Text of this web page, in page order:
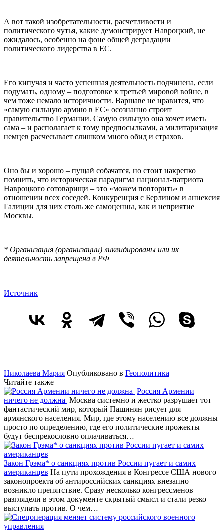
А вот такой изобретательности, расчетливости и
политического чутья, какие демонстрирует Навроцкий, не
ожидалось, особенно на фоне общей деградации
политического лидерства в ЕС.
Его кипучая и часто успешная деятельность подчинена, если
подумать, одному – подготовке к третьей мировой войне, в
чем тоже немало историчности. Варшаве не нравится, что
«самую сильную армию в ЕС» осознанно строит
правительство Германии. Самую сильную она хочет иметь
сама – и располагает к тому предпосылками, а милитаризация
немцев расчесывает слишком много обид и страхов.
Оно бы и хорошо – пущай собачатся, но стоит накрепко
помнить, что историческая парадигма национал-патриота
Навроцкого сотоварищи – это «можем повторить» в
отношении всех соседей. Конкуренция с Берлином и аннексия
Галиции для них столь же самоценны, как и неприятие
Москвы.
* Организация (организации) ликвидированы или их
деятельность запрещена в РФ
Источник
Николаева Мария Опубликовано в Геополитика
Читайте также
Россия Армении
ничего не должна Москва системно и жестко разрушает тот
фантастический мир, который Пашинян рисует для
армянского населения. Мир, где этому населению все должны
просто по определению, где его политические прожекты
будут беспрекословно оплачиваться…
Закон Грэма* о санкциях против России пугает и самих
американцев На пути прохождения в Конгрессе США нового
законопроекта об антироссийских санкциях внезапно
возникло препятствие. Сразу несколько конгрессменов
разглядели в этом документе скрытый смысл и стали резко
выступать против. О чем…